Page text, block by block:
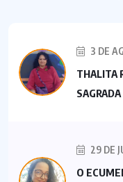
3 DE
THALITA
SAGRADA
29 DE
O